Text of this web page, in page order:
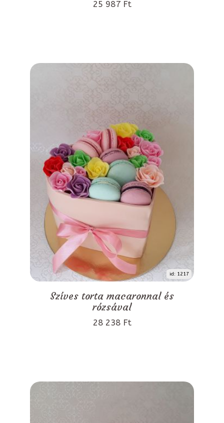
25 987 Ft
id: 1217
Szíves torta macaronnal és
rózsával
28 238 Ft